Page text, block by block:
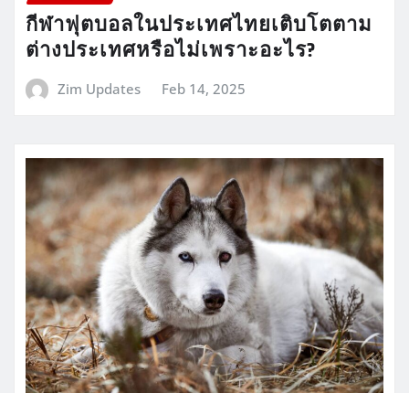
กีฬาฟุตบอลในประเทศไทยเติบโตตาม
ต่างประเทศหรือไม่เพราะอะไร?
Zim Updates Feb 14, 2025